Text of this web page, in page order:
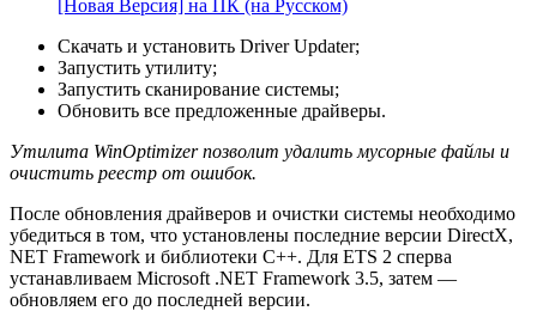
[Новая Версия] на ПК (на Русском)
Скачать и установить Driver Updater;
Запустить утилиту;
Запустить сканирование системы;
Обновить все предложенные драйверы.
Утилита WinOptimizer позволит удалить мусорные файлы и
очистить реестр от ошибок.
После обновления драйверов и очистки системы необходимо
убедиться в том, что установлены последние версии DirectX,
NET Framework и библиотеки C++. Для ETS 2 сперва
устанавливаем Microsoft .NET Framework 3.5, затем —
обновляем его до последней версии.